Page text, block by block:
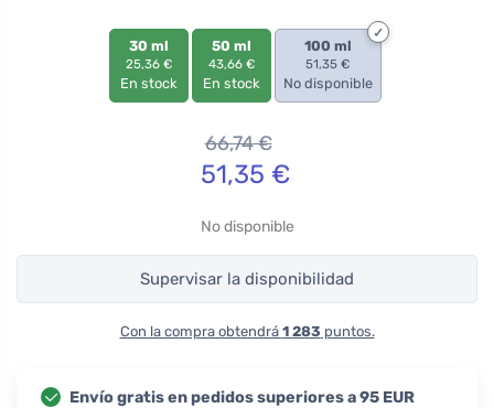
30 ml
25,36 €
En stock
50 ml
43,66 €
En stock
100 ml
51,35 €
No disponible
66,74€
51,35 €
No disponible
Supervisar la disponibilidad
Con la compra obtendrá 1 283 puntos.
Envío gratis en pedidos superiores a 95 EUR